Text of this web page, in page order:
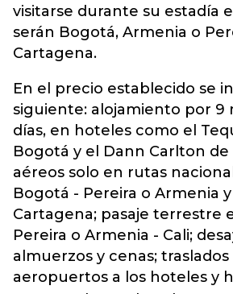
visitarse durante su estadía
serán Bogotá, Armenia o
Cartagena.
En el precio establecido se
siguiente: alojamiento por 9
días, en hoteles como el
Bogotá y el Dann Carlton de
aéreos solo en rutas
Bogotá - Pereira o Armenia y
Cartagena; pasaje terrestre
Pereira o Armenia - Cali;
almuerzos y cenas; traslados
aeropuertos a los hoteles y